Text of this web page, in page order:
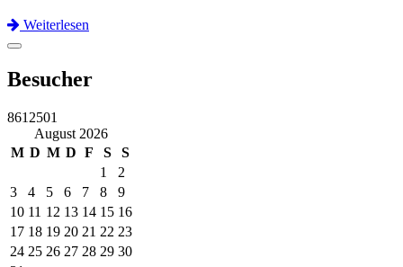
Weiterlesen
Previous
Next
Toggle
Besucher
8612501
August 2026
M D M D F S S
1
2
3
4 5 6 7 8
9
10 11 12 13 14 15 16
17 18 19 20 21 22 23
24 25 26 27 28 29 30